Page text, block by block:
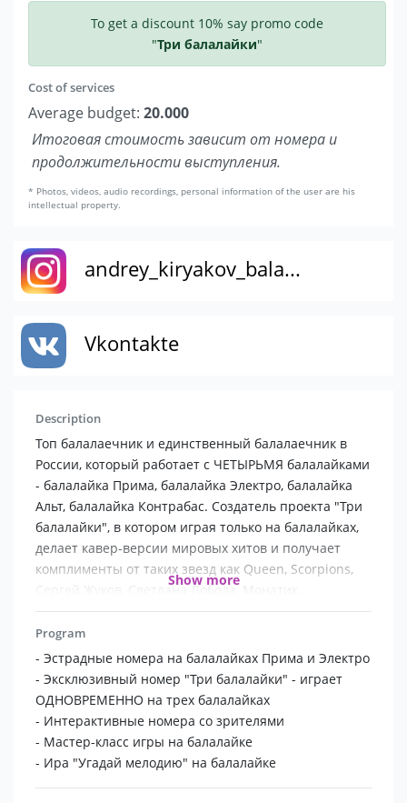
To get a discount 10% say promo code
"Три балалайки"
Cost of services
Average budget: 20.000
Итоговая стоимость зависит от номера и
продолжительности выступления.
* Photos, videos, audio recordings, personal information of the user are his
intellectual property.
andrey_kiryakov_bala...
Vkontakte
Description
Топ балалаечник и единственный балалаечник в
России, который работает с ЧЕТЫРЬМЯ балалайками
- балалайка Прима, балалайка Электро, балалайка
Альт, балалайка Контрабас. Создатель проекта "Три
балалайки", в котором играя только на балалайках,
делает кавер-версии мировых хитов и получает
комплименты от таких звезд как Queen, Scorpions,
Сергей Жуков, Светлана Лобода, Монатик.
и праздник
Show more
Program
- Эстрадные номера на балалайках Прима и Электро
- Эксклюзивный номер "Три балалайки" - играет
ОДНОВРЕМЕННО на трех балалайках
- Интерактивные номера со зрителями
- Мастер-класс игры на балалайке
- Ира "Угадай мелодию" на балалайке